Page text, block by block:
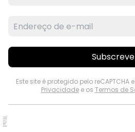
Este site é protegido pelo
Privacidadee os Termos de
PUB.